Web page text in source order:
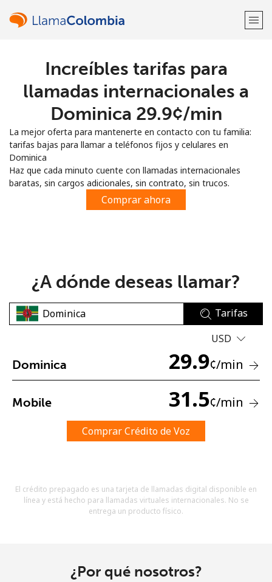
¡Bienvenido!
Regístrate con
o
No se ha creado una contraseña
Una letra mayúscula y una minúscula
Un caracter especial
Términos y condiciones.
Increíbles tarifas para
llamadas internacionales a
Dominica ⁦29.9¢⁩/min
La mejor oferta para mantenerte en contacto con tu familia:
tarifas bajas para llamar a teléfonos fijos y celulares en
Dominica
Haz que cada minuto cuente con llamadas internacionales
baratas, sin cargos adicionales, sin contrato, sin trucos.
Comprar ahora
¿A dónde deseas llamar?
Tarifas
USD
Dominica 29.9¢/min
Mobile 31.5¢/min
Comprar Crédito de Voz
El crédito prepagado es una tarjeta de llamadas digital disponible en
línea y está hecho para llamadas virtuales internacionales. No se
entrega un producto físico.
¿Por qué nosotros?